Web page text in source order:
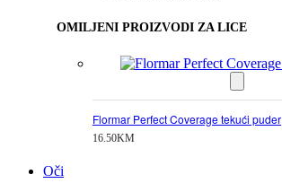
OMILJENI PROIZVODI ZA LICE
Flormar Perfect Coverage tekući puder
16.50KM
Oči